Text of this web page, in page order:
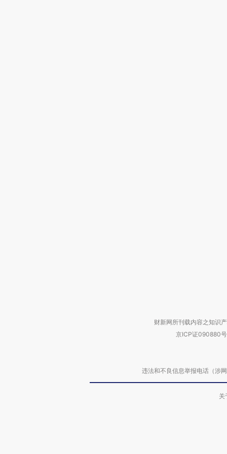
财新网所刊载内容之知识
京ICP证090880号
违法和不良信息举报电话（涉
关